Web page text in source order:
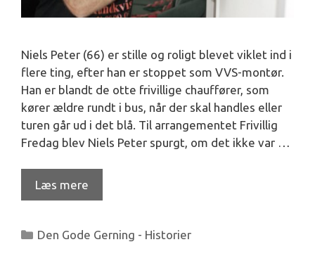
Niels Peter (66) er stille og roligt blevet viklet ind i
flere ting, efter han er stoppet som VVS-montør.
Han er blandt de otte frivillige chauffører, som
kører ældre rundt i bus, når der skal handles eller
turen går ud i det blå. Til arrangementet Frivillig
Fredag blev Niels Peter spurgt, om det ikke var …
Læs mere
Kategorier
Den Gode Gerning - Historier